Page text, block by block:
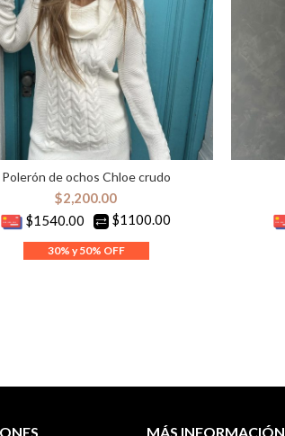
SELECCIONAR OPCIONES
Polerón de ochos Chloe crudo
$2,200.00
$1540.00
$1100.00
MÁS INFORMACIÓN